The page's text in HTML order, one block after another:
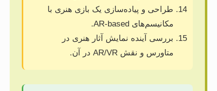
طراحی و پیاده‌سازی یک بازی هنری با
مکانیسم‌های AR-based.
بررسی آینده نمایش آثار هنری در
متاورس و نقش AR/VR در آن.